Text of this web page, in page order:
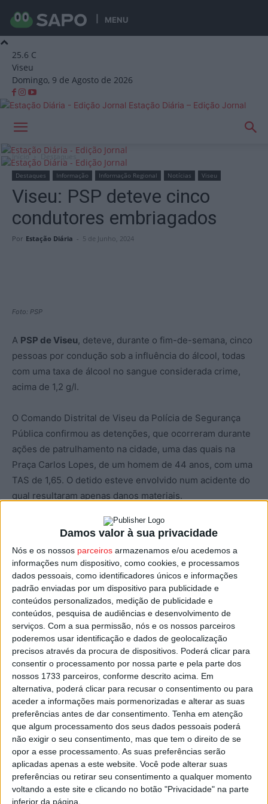
Damos valor à sua privacidade
Nós e os nossos parceiros armazenamos e/ou acedemos a
informações num dispositivo, como cookies, e processamos
dados pessoais, como identificadores únicos e informações
padrão enviadas por um dispositivo para publicidade e
conteúdos personalizados, medição de publicidade e
conteúdos, pesquisa de audiências e desenvolvimento de
serviços. Com a sua permissão, nós e os nossos parceiros
poderemos usar identificação e dados de geolocalização
precisos através da procura de dispositivos. Poderá clicar para
consentir o processamento por nossa parte e pela parte dos
nossos 1733 parceiros, conforme descrito acima. Em
alternativa, poderá clicar para recusar o consentimento ou para
aceder a informações mais pormenorizadas e alterar as suas
preferências antes de dar consentimento. Tenha em atenção
que algum processamento dos seus dados pessoais poderá
não exigir o seu consentimento, mas que tem o direito de se
opor a esse processamento. As suas preferências serão
aplicadas apenas a este website. Você pode alterar suas
preferências ou retirar seu consentimento a qualquer momento
voltando a este site e clicando no botão "Privacidade" na parte
inferior da página.
MENU
25.6 C
Viseu
Domingo, 9 de Agosto de 2026
Estação Diária – Edição Jornal
Início Destaques
Destaques Informação Informação Regional Notícias Viseu
Viseu: PSP deteve cinco
condutores embriagados
Por Estação Diária - 5 de Junho, 2024
Foto: PSP
A PSP de Viseu, deteve, durante o fim-de-semana, cinco
pessoas por condução sob a influência do álcool, todas
com uma taxa de álcool no sangue considerada crime,
acima de 1,2 g/l.
O Comando Distrital de Viseu da Polícia de Segurança
Pública confirmou as detenções, que ocorreram durante
ações de patrulhamento na cidade, uma das quais na
Praça Carlos Lopes, de um homem de 44 anos, com uma
TAS de 1,65. O detido esteve envolvido num acidente do
qual resultaram apenas danos materiais.
Já na Rua Capitão Silva Pereira, foi detido um homem de
69 anos, por condução com uma TAS de 1,99 g/l.
Na madrugada de domingo, foram ainda detidos nas ruas
da cidade de Viseu mais três pessoas, dois homens e
uma mulher, com idades entre os 38 e os 42 anos, todos
por com taxas de alcoolemia que variaram entre os
1,68g/l e 2,78 g/l.
Esta e outras notícias para ouvir na Estação Diária – 96.8
FM ou emwww.968.fm.
Pub
TAGS Alcoolemia PSP Viseu